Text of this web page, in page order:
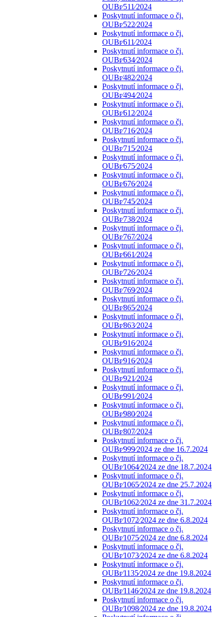
OUBr⁄511⁄2024
Poskytnutí informace o čj.
OUBr⁄522⁄2024
Poskytnutí informace o čj.
OUBr⁄611⁄2024
Poskytnutí informace o čj.
OUBr⁄634⁄2024
Poskytnutí informace o čj.
OUBr⁄482⁄2024
Poskytnutí informace o čj.
OUBr⁄494⁄2024
Poskytnutí informace o čj.
OUBr⁄612⁄2024
Poskytnutí informace o čj.
OUBr⁄716⁄2024
Poskytnutí informace o čj.
OUBr⁄715⁄2024
Poskytnutí informace o čj.
OUBr⁄675⁄2024
Poskytnutí informace o čj.
OUBr⁄676⁄2024
Poskytnutí informace o čj.
OUBr⁄745⁄2024
Poskytnutí informace o čj.
OUBr⁄738⁄2024
Poskytnutí informace o čj.
OUBr⁄767⁄2024
Poskytnutí informace o čj.
OUBr⁄661⁄2024
Poskytnutí informace o čj.
OUBr⁄726⁄2024
Poskytnutí informace o čj.
OUBr⁄769⁄2024
Poskytnutí informace o čj.
OUBr⁄865⁄2024
Poskytnutí informace o čj.
OUBr⁄863⁄2024
Poskytnutí informace o čj.
OUBr⁄916⁄2024
Poskytnutí informace o čj.
OUBr⁄916⁄2024
Poskytnutí informace o čj.
OUBr⁄921⁄2024
Poskytnutí informace o čj.
OUBr⁄991⁄2024
Poskytnutí informace o čj.
OUBr⁄980⁄2024
Poskytnutí informace o čj.
OUBr⁄807⁄2024
Poskytnutí informace o čj.
OUBr⁄999⁄2024 ze dne 16.7.2024
Poskytnutí informace o čj.
OUBr⁄1064⁄2024 ze dne 18.7.2024
Poskytnutí informace o čj.
OUBr⁄1065⁄2024 ze dne 25.7.2024
Poskytnutí informace o čj.
OUBr⁄1062⁄2024 ze dne 31.7.2024
Poskytnutí informace o čj.
OUBr⁄1072⁄2024 ze dne 6.8.2024
Poskytnutí informace o čj.
OUBr⁄1075⁄2024 ze dne 6.8.2024
Poskytnutí informace o čj.
OUBr⁄1073⁄2024 ze dne 6.8.2024
Poskytnutí informace o čj.
OUBr⁄1135⁄2024 ze dne 19.8.2024
Poskytnutí informace o čj.
OUBr⁄1146⁄2024 ze dne 19.8.2024
Poskytnutí informace o čj.
OUBr⁄1098⁄2024 ze dne 19.8.2024